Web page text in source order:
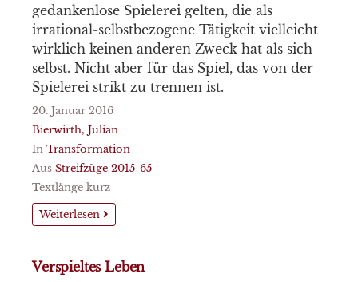
gedankenlose Spielerei gelten, die als
irrational-selbstbezogene Tätigkeit vielleicht
wirklich keinen anderen Zweck hat als sich
selbst. Nicht aber für das Spiel, das von der
Spielerei strikt zu trennen ist.
20. Januar 2016
Bierwirth, Julian
In Transformation
Aus Streifzüge 2015-65
Textlänge kurz
Weiterlesen
Verspieltes Leben